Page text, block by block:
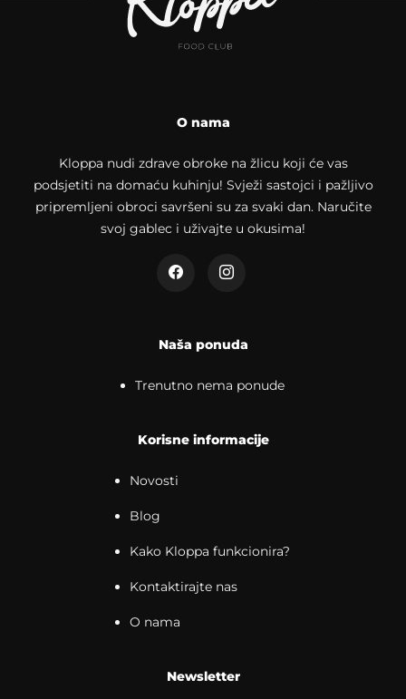
O nama
Kloppa nudi zdrave obroke na žlicu koji će vas
podsjetiti na domaću kuhinju! Svježi sastojci i pažljivo
pripremljeni obroci savršeni su za svaki dan. Naručite
svoj gablec i uživajte u okusima!
Naša ponuda
Trenutno nema ponude
Korisne informacije
Novosti
Blog
Kako Kloppa funkcionira?
Kontaktirajte nas
O nama
Newsletter